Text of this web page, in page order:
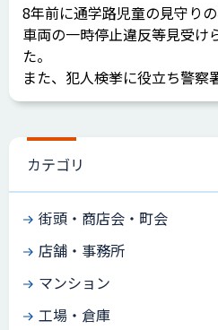
8年前に通学路児童の見守り
車両の一時停止違反等見受け
た。
また、犯人検挙に役立ち警察
カテゴリ
街頭・商店会・町会
店舗・事務所
マンション
工場・倉庫